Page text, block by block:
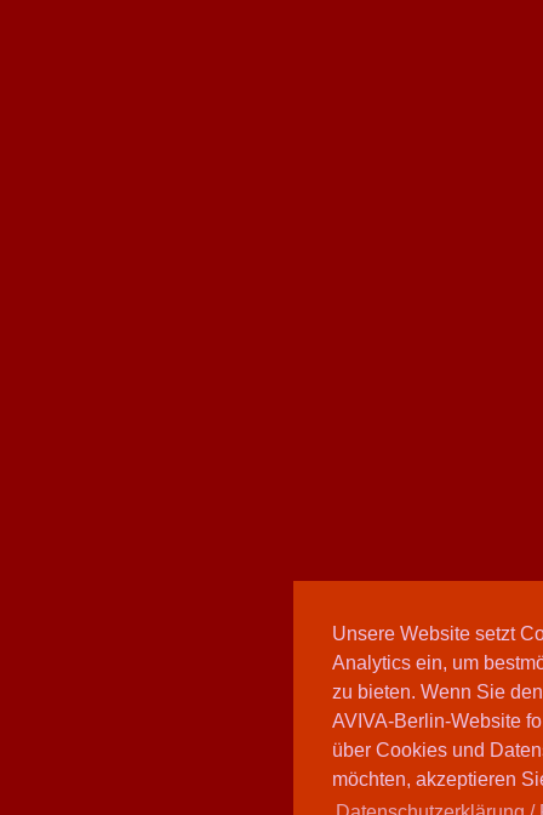
Unsere Website setzt
Analytics ein, um
zu bieten. Wenn Sie
AVIVA-Berlin-Website
über Cookies und
möchten, akzeptieren